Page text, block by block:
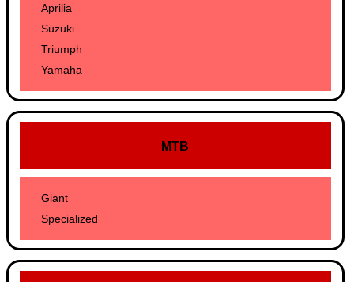
Aprilia
Suzuki
Triumph
Yamaha
MTB
Giant
Specialized